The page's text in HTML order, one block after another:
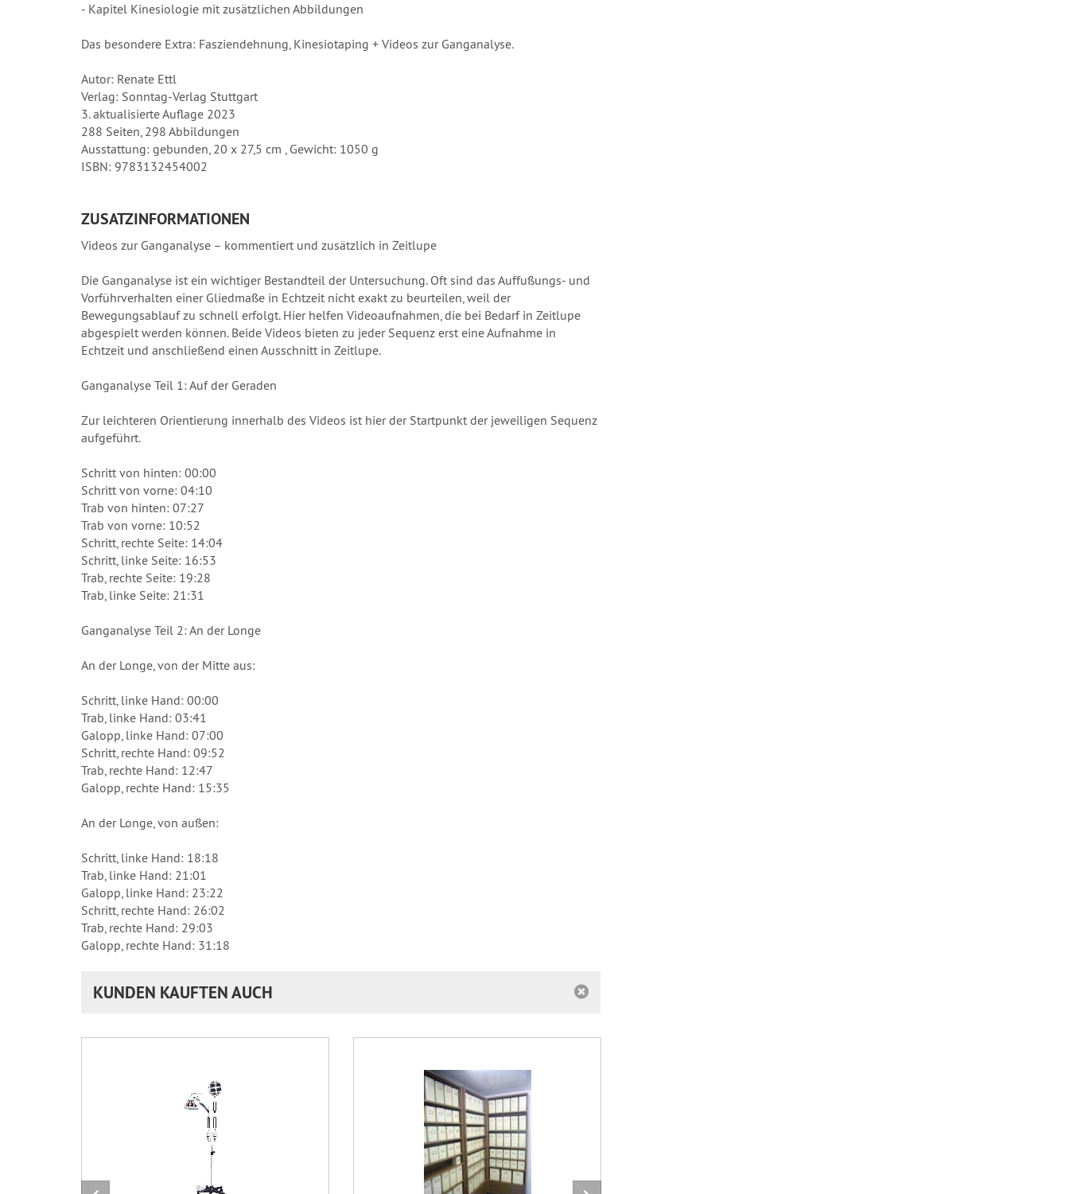
- Kapitel Kinesiologie mit zusätzlichen Abbildungen
Das besondere Extra: Fasziendehnung, Kinesiotaping + Videos zur Ganganalyse.
Autor: Renate Ettl
Verlag: Sonntag-Verlag Stuttgart
3. aktualisierte Auflage 2023
288 Seiten, 298 Abbildungen
Ausstattung: gebunden, 20 x 27,5 cm , Gewicht: 1050 g
ISBN: 9783132454002
ZUSATZINFORMATIONEN
Videos zur Ganganalyse – kommentiert und zusätzlich in Zeitlupe
Die Ganganalyse ist ein wichtiger Bestandteil der Untersuchung. Oft sind das Auffußungs- und
Vorführverhalten einer Gliedmaße in Echtzeit nicht exakt zu beurteilen, weil der
Bewegungsablauf zu schnell erfolgt. Hier helfen Videoaufnahmen, die bei Bedarf in Zeitlupe
abgespielt werden können. Beide Videos bieten zu jeder Sequenz erst eine Aufnahme in
Echtzeit und anschließend einen Ausschnitt in Zeitlupe.
Ganganalyse Teil 1: Auf der Geraden
Zur leichteren Orientierung innerhalb des Videos ist hier der Startpunkt der jeweiligen Sequenz
aufgeführt.
Schritt von hinten: 00:00
Schritt von vorne: 04:10
Trab von hinten: 07:27
Trab von vorne: 10:52
Schritt, rechte Seite: 14:04
Schritt, linke Seite: 16:53
Trab, rechte Seite: 19:28
Trab, linke Seite: 21:31
Ganganalyse Teil 2: An der Longe
An der Longe, von der Mitte aus:
Schritt, linke Hand: 00:00
Trab, linke Hand: 03:41
Galopp, linke Hand: 07:00
Schritt, rechte Hand: 09:52
Trab, rechte Hand: 12:47
Galopp, rechte Hand: 15:35
An der Longe, von außen:
Schritt, linke Hand: 18:18
Trab, linke Hand: 21:01
Galopp, linke Hand: 23:22
Schritt, rechte Hand: 26:02
Trab, rechte Hand: 29:03
Galopp, rechte Hand: 31:18
KUNDEN KAUFTEN AUCH